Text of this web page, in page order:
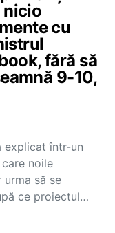
nicio
cu
fără să
9-10,
explicat într-un
noile
urma să se
ce proiectul…